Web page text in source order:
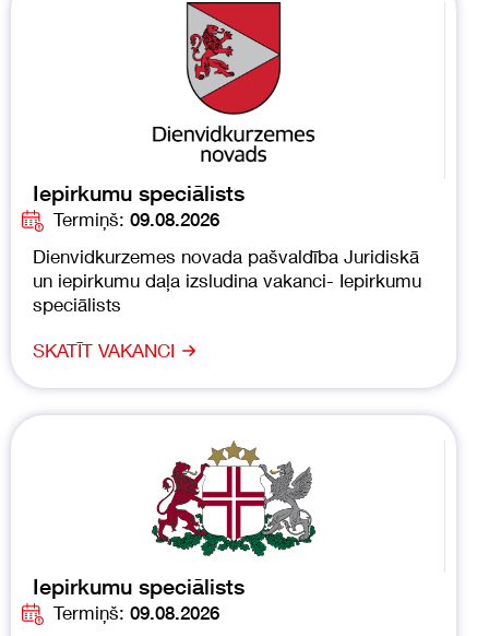
Iepirkumu speciālists
Termiņš: 09.08.2026
Dienvidkurzemes novada pašvaldība Juridiskā
un iepirkumu daļa izsludina vakanci- Iepirkumu
speciālists
SKATĪT VAKANCI
Iepirkumu speciālists
Termiņš: 09.08.2026